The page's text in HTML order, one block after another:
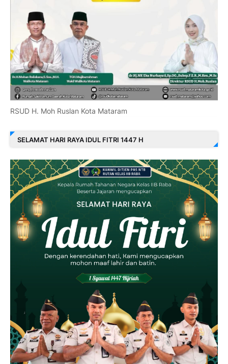
RSUD H. Moh Ruslan Kota Mataram
SELAMAT HARI RAYA IDUL FITRI 1447 H